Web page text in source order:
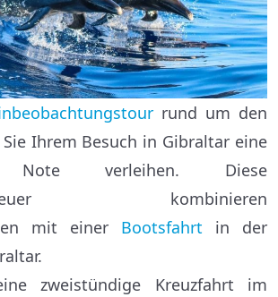
rund um den
Ihrem Besuch in Gibraltar eine
Note verleihen. Diese
kombinieren
mit einer Bootsfahrt in der
zweistündige Kreuzfahrt im